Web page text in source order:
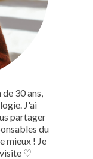
30 ans,
J'ai
partager
du
mieux ! Je
visite ♡